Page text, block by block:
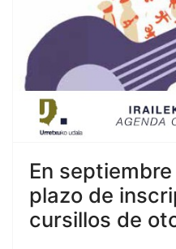
En
plazo de
cursillos de